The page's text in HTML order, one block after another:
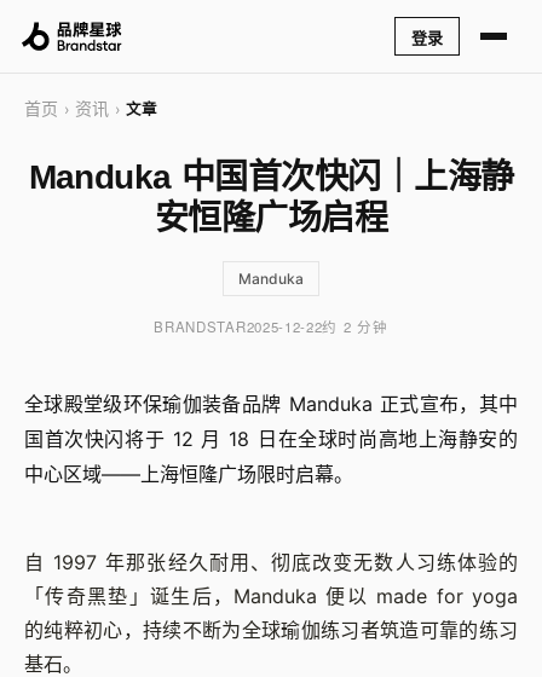
登录
首页 › 资讯 › 文章
Manduka 中国首次快闪｜上海静
安恒隆广场启程
Manduka
BRANDSTAR2025-12-22约 2 分钟
全球殿堂级环保瑜伽装备品牌 Manduka 正式宣布，其中
国首次快闪将于 12 月 18 日在全球时尚高地上海静安的
中心区域——上海恒隆广场限时启幕。
自 1997 年那张经久耐用、彻底改变无数人习练体验的
「传奇黑垫」诞生后，Manduka 便以 made for yoga
的纯粹初心，持续不断为全球瑜伽练习者筑造可靠的练习
基石。